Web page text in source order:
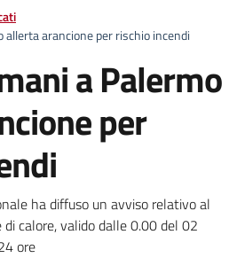
allerta arancione per rischio incendi
a Palermo
per
notizia
ha diffuso un avviso relativo al
calore, valido dalle 0.00 del 02
ore